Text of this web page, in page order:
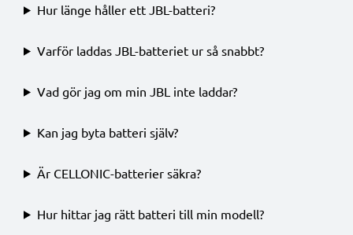
Hur länge håller ett JBL-batteri?
Varför laddas JBL-batteriet ur så snabbt?
Vad gör jag om min JBL inte laddar?
Kan jag byta batteri själv?
Är CELLONIC-batterier säkra?
Hur hittar jag rätt batteri till min modell?